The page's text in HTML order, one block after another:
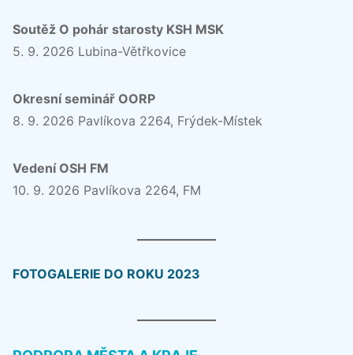
Soutěž O pohár starosty KSH MSK
5. 9. 2026 Lubina-Větřkovice
Okresní seminář OORP
8. 9. 2026 Pavlíkova 2264, Frýdek-Místek
Vedení OSH FM
10. 9. 2026 Pavlíkova 2264, FM
FOTOGALERIE DO ROKU 2023